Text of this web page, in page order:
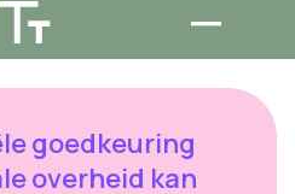
goedkeuring
overheid kan